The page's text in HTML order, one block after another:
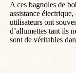
A ces bagnoles de
assistance
utilisateurs ont
d’allumettes tant ils
sont de véritables